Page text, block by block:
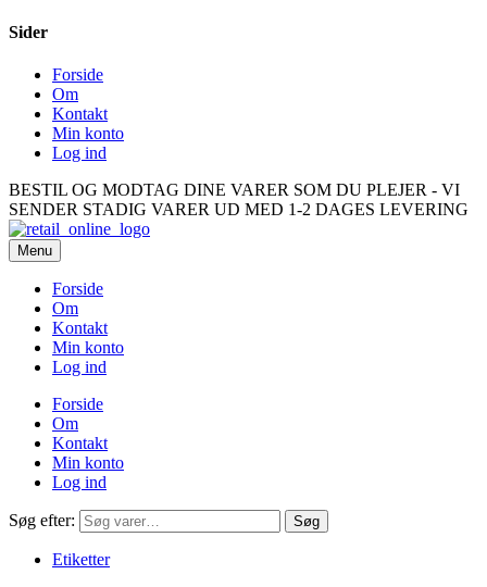
Sider
Forside
Om
Kontakt
Min konto
Log ind
BESTIL OG MODTAG DINE VARER SOM DU PLEJER - VI
SENDER STADIG VARER UD MED 1-2 DAGES LEVERING
Menu
Forside
Om
Kontakt
Min konto
Log ind
Forside
Om
Kontakt
Min konto
Log ind
Søg efter: Søg
Etiketter